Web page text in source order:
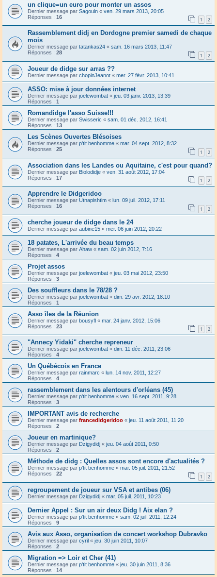
un clique=un euro pour monter un assos
Dernier message par Sagouin « ven. 29 mars 2013, 20:05
Réponses : 16 1 2
Rassemblement didj en Dordogne premier samedi de chaque
mois
Dernier message par tatankas24 « sam. 16 mars 2013, 11:47
Réponses : 28 1 2
Joueur de didge sur arras ??
Dernier message par chopinJeanot « mer. 27 févr. 2013, 10:41
ASSO: mise à jour données internet
Dernier message par joelewombat « jeu. 03 janv. 2013, 13:39
Réponses : 1
Romandidge l'asso Suisse!!!
Dernier message par Swisseric « sam. 01 déc. 2012, 16:41
Réponses : 13
Les Scènes Ouvertes Blésoises
Dernier message par p'tit benhomme « mar. 04 sept. 2012, 8:32
Réponses : 25 1 2
Association dans les Landes ou Aquitaine, c'est pour quand?
Dernier message par Biolodidje « ven. 31 août 2012, 17:04
Réponses : 17 1 2
Apprendre le Didgeridoo
Dernier message par Utnapishtim « lun. 09 juil. 2012, 17:11
Réponses : 16 1 2
cherche joueur de didge dans le 24
Dernier message par aubine15 « mer. 06 juin 2012, 20:22
18 patates, L'arrivée du beau temps
Dernier message par Ahaw « sam. 02 juin 2012, 7:16
Réponses : 4
Projet assos
Dernier message par joelewombat « jeu. 03 mai 2012, 23:50
Réponses : 3
Des souffleurs dans le 78/28 ?
Dernier message par joelewombat « dim. 29 avr. 2012, 18:10
Réponses : 1
Asso îles de la Réunion
Dernier message par bousyfl « mar. 24 janv. 2012, 15:06
Réponses : 23 1 2
"Annecy Yidaki" cherche repreneur
Dernier message par joelewombat « dim. 11 déc. 2011, 23:06
Réponses : 4
Un Québécois en France
Dernier message par rainmarc « lun. 14 nov. 2011, 12:27
Réponses : 4
rassemblement dans les alentours d'orléans (45)
Dernier message par p'tit benhomme « ven. 16 sept. 2011, 9:28
Réponses : 3
IMPORTANT avis de recherche
Dernier message par francedidgeridoo « jeu. 11 août 2011, 11:20
Réponses : 2
Joueur en martinique?
Dernier message par Dzigydidj « jeu. 04 août 2011, 0:50
Réponses : 2
Méthode de didg : Quelles assos sont encore d'actualités ?
Dernier message par p'tit benhomme « mar. 05 juil. 2011, 21:52
Réponses : 22 1 2
regroupement de joueur sur VSA et antibes (06)
Dernier message par Dzigydidj « mar. 05 juil. 2011, 10:23
Dernier Appel : Sur un air deux Didg ! Aix elan ?
Dernier message par p'tit benhomme « sam. 02 juil. 2011, 12:24
Réponses : 9
Avis aux Asso, organisation de concert workshop Dubravko
Dernier message par cyril « jeu. 30 juin 2011, 10:07
Réponses : 2
Migration => Loir et Cher (41)
Dernier message par p'tit benhomme « jeu. 30 juin 2011, 8:36
Réponses : 14